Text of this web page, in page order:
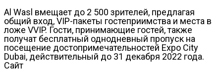
Al Wasl вмещает до 2 500 зрителей, предлагая
общий вход, VIP-пакеты гостеприимства и места в
ложе VVIP. Гости, принимающие гостей, также
получат бесплатный однодневный пропуск на
посещение достопримечательностей Expo City
Dubai, действительный до 31 декабря 2022 года.
Сайт